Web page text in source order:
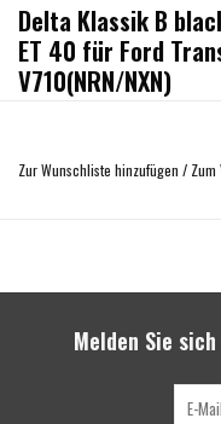
Delta Klassik B
ET 40 für Ford
V710(NRN/NXN)
Traglast 1200 kg
Zur Wunschliste hinzufügen /
Melden Sie